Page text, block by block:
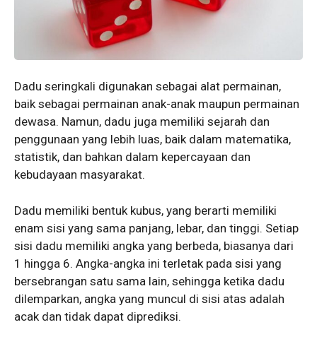
Dadu seringkali digunakan sebagai alat permainan,
baik sebagai permainan anak-anak maupun permainan
dewasa. Namun, dadu juga memiliki sejarah dan
penggunaan yang lebih luas, baik dalam matematika,
statistik, dan bahkan dalam kepercayaan dan
kebudayaan masyarakat.
Dadu memiliki bentuk kubus, yang berarti memiliki
enam sisi yang sama panjang, lebar, dan tinggi. Setiap
sisi dadu memiliki angka yang berbeda, biasanya dari
1 hingga 6. Angka-angka ini terletak pada sisi yang
bersebrangan satu sama lain, sehingga ketika dadu
dilemparkan, angka yang muncul di sisi atas adalah
acak dan tidak dapat diprediksi.